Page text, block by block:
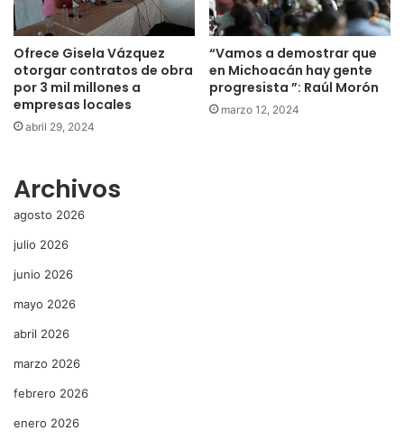
Ofrece Gisela Vázquez
otorgar contratos de obra
por 3 mil millones a
empresas locales
abril 29, 2024
“Vamos a demostrar que
en Michoacán hay gente
progresista ”: Raúl Morón
marzo 12, 2024
Archivos
agosto 2026
julio 2026
junio 2026
mayo 2026
abril 2026
marzo 2026
febrero 2026
enero 2026